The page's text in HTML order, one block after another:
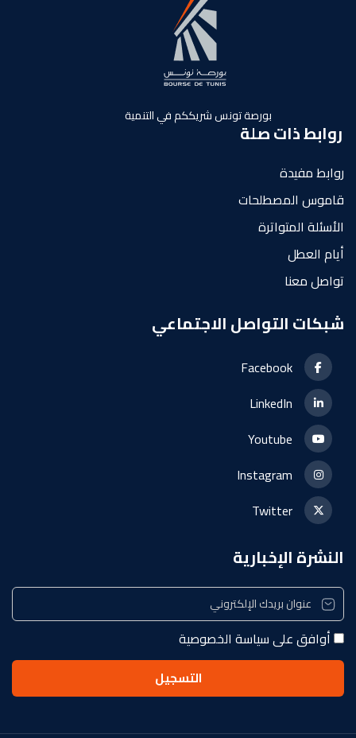
بورصة تونس شريككم في التنمية
روابط ذات صلة
روابط مفيدة
قاموس المصطلحات
الأسئلة المتواترة
أيام العطل
تواصل معنا
شبكات التواصل الاجتماعي
Facebook
LinkedIn
Youtube
Instagram
Twitter
النشرة الإخبارية
أوافق على سياسة الخصوصية